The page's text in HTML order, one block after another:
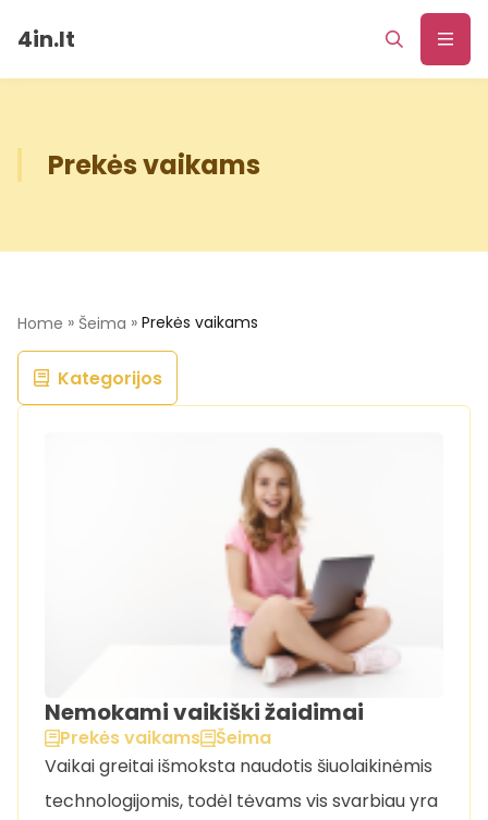
4in.lt
Prekės vaikams
Home » Šeima » Prekės vaikams
Nemokami vaikiški žaidimai
Prekės vaikams
Šeima
Vaikai greitai išmoksta naudotis šiuolaikinėmis
technologijomis, todėl tėvams vis svarbiau yra
Kategorijos